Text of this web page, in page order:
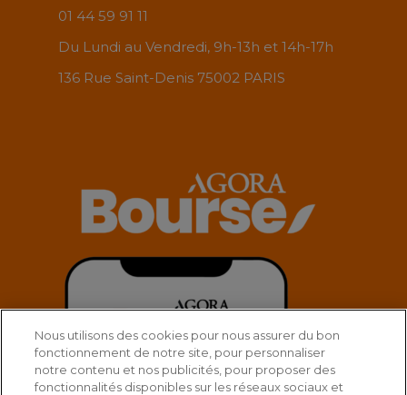
01 44 59 91 11
Du Lundi au Vendredi, 9h-13h et 14h-17h
136 Rue Saint-Denis 75002 PARIS
Nous utilisons des cookies pour nous assurer du bon
fonctionnement de notre site, pour personnaliser
notre contenu et nos publicités, pour proposer des
fonctionnalités disponibles sur les réseaux sociaux et